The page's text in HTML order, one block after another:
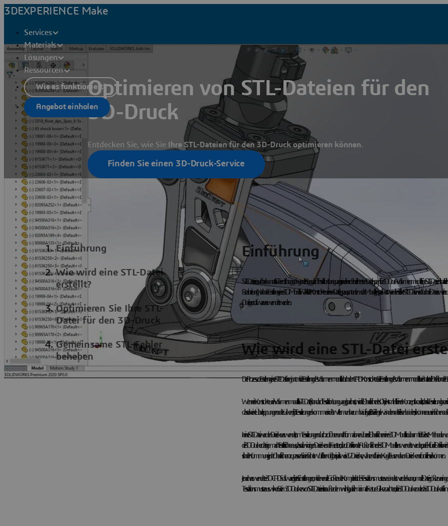
3DEXPERIENCE Make
Services
Materials
Lösungen
Ressourcen
Wie es funktioniert?
Angebot einholen
Optimieren von STL-Dateien für den
3D-Druck
Entdecken Sie, wie Sie Ihre STL-Dateien für den 3D-Druck optimieren können.
Finden Sie einen 3D-Druck-Service
Einführung
Wie wird eine STL-Datei
erstellt?
Optimieren Sie Ihre STL-
Datei für den 3D-Druck
Gemeinsame STL-Fehler
beheben
Einführung
STL-Dateien, auch bekannt als STereoLithography oder Standard Tessellation Language, sind einer der beliebtesten Dateitypen für 3D-Druck-Volumenmodelle. Eine STL-Datei
Bearbeitung. Nach der Erstellung eines 3D-Modells wählt der Konstrukteur einen Dateityp aus, unter dem das Modell gespeichert werden soll. Eine STL-Datei wird durch die
Analysesoftware verwendet werden.
Wie wird eine STL-Datei
Der Prozess zur Erstellung einer STL-Datei beginnt mit der Erstellung des Volumenmodells durch den CAD-Konstrukteur. Die Erstellung des Volumenmodells beinhaltet die Definition
Wenn ein Konstrukteur ein Volumenmodell als STL-Datei (Standard Tessellation Language) speichert, wird die Oberfläche des Objekts mit Hilfe eines Konzepts kodiert, das als
dass es keine Überlappungen oder Lücken gibt. Tesselierungen kommen in der Welt um uns herum häufig vor, z. B. bei Ziegelwänden oder Fliesenböden; sie können aus
In einer STL-Datei werden Dreiecke verwendet, um Tesselierungen durchzuführen und Informationen über die Oberflächen eines 3D-Modells zu übermitteln. Diese
die 3D-Druckerdatei gemacht. Es stellte sich heraus, dass die winzigen Dreiecke oder Facetten, die zur Definition der Außenfläche des 3D-Modells verwendet werden, perfekt für die
sich der Krümmung jeder Oberfläche anzupassen. Ein einfacher Würfel benötigt beispielsweise 12 Dreiecke, während für eine Kugel Tausende von Dreiecken erforderlich sein können.
Je nach verwendeter 3D-CAD-Software gibt es Einstellungen, mit denen die Größe oder Komplexität des Tesselationsmusters verändert werden kann, um die Dateigröße zu
Tesselationsmuster auswirken. Beim 3D-Drucken von STL-Dateien ist es außerdem wichtig, auf die minimale Feature-Dicke zu achten, die ein 3D-Drucker oder das 3D-Drucker-